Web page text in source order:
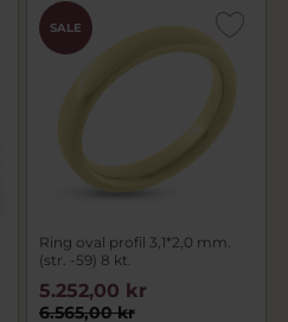
SALE
Ring oval profil 3,1*2,0 mm.
(str. -59) 8 kt.
6.565,00 kr
5.252,00 kr